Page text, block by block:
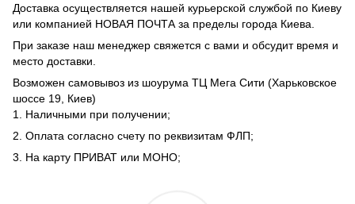
Доставка осуществляется нашей курьерской службой по Киеву
или компанией НОВАЯ ПОЧТА за пределы города Киева.
При заказе наш менеджер свяжется с вами и обсудит время и
место доставки.
Возможен самовывоз из шоурума ТЦ Мега Сити (Харьковское
шоссе 19, Киев)
1. Наличными при получении;
2. Оплата согласно счету по реквизитам ФЛП;
3. На карту ПРИВАТ или МОНО;